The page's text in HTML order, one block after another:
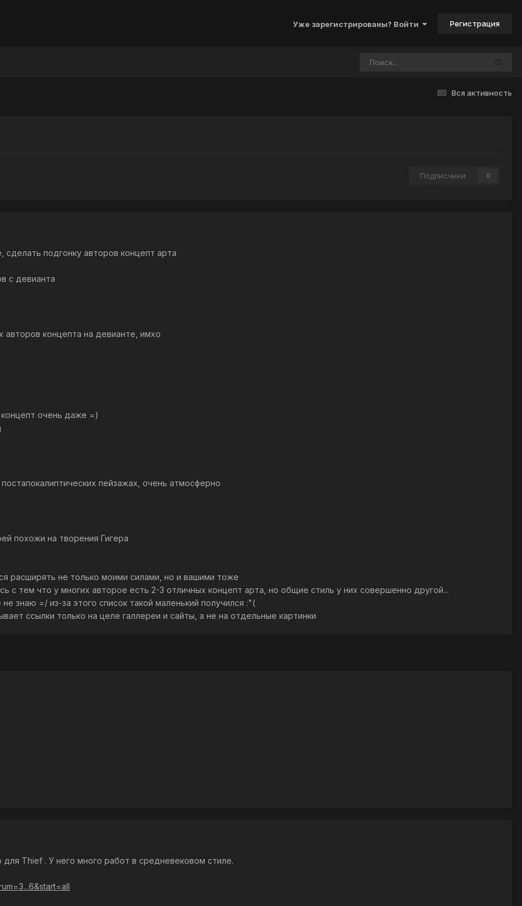
Уже зарегистрированы? Войти Регистрация
Вся активность
Подписчики 0
сделать подгонку авторов концепт арта
с девианта
концепта на девианте, имхо
очень даже =)
пейзажах, очень атмосферно
похожи на творения Гигера
расширять не только моими силами, но и вашими тоже
с тем что у многих авторое есть 2-3 отличных концепт арта, но общие стиль у них совершенно другой...
знаю =/ из-за этого список такой маленький получился :"(
ссылки только на целе галлереи и сайты, а не на отдельные картинки
Thief . У него много работ в средневековом стиле.